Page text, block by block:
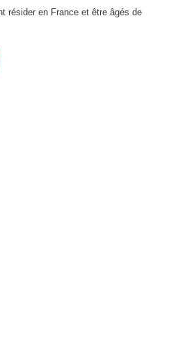
résider en France et être âgés de